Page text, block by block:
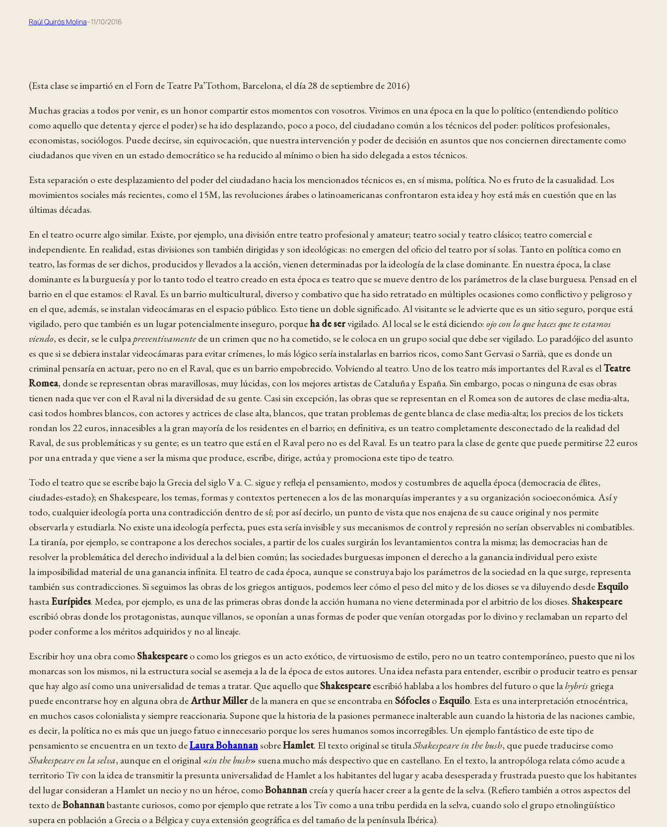
Raúl Quirós Molina–11/10/2016
(Esta clase se impartió en el Forn de Teatre Pa’Tothom, Barcelona, el día 28 de septiembre de 2016)
Muchas gracias a todos por venir, es un honor compartir estos momentos con vosotros. Vivimos en una época en la que lo político (entendiendo político
como aquello que detenta y ejerce el poder) se ha ido desplazando, poco a poco, del ciudadano común a los técnicos del poder: políticos profesionales,
economistas, sociólogos. Puede decirse, sin equivocación, que nuestra intervención y poder de decisión en asuntos que nos conciernen directamente como
ciudadanos que viven en un estado democrático se ha reducido al mínimo o bien ha sido delegada a estos técnicos.
Esta separación o este desplazamiento del poder del ciudadano hacia los mencionados técnicos es, en sí misma, política. No es fruto de la casualidad. Los
movimientos sociales más recientes, como el 15M, las revoluciones árabes o latinoamericanas confrontaron esta idea y hoy está más en cuestión que en las
últimas décadas.
En el teatro ocurre algo similar. Existe, por ejemplo, una división entre teatro profesional y amateur; teatro social y teatro clásico; teatro comercial e
independiente. En realidad, estas divisiones son también dirigidas y son ideológicas: no emergen del oficio del teatro por sí solas. Tanto en política como en
teatro, las formas de ser dichos, producidos y llevados a la acción, vienen determinadas por la ideología de la clase dominante. En nuestra época, la clase
dominante es la burguesía y por lo tanto todo el teatro creado en esta época es teatro que se mueve dentro de los parámetros de la clase burguesa. Pensad en el
barrio en el que estamos: el Raval. Es un barrio multicultural, diverso y combativo que ha sido retratado en múltiples ocasiones como conflictivo y peligroso y
en el que, además, se instalan videocámaras en el espacio público. Esto tiene un doble significado. Al visitante se le advierte que es un sitio seguro, porque está
vigilado, pero que también es un lugar potencialmente inseguro, porqueha de servigilado. Al local se le está diciendo:ojo con lo que haces que te estamos
viendo, es decir, se le culpapreventivamentede un crimen que no ha cometido, se le coloca en un grupo social que debe ser vigilado. Lo paradójico del asunto
es que si se debiera instalar videocámaras para evitar crímenes, lo más lógico sería instalarlas en barrios ricos, como Sant Gervasi o Sarrià, que es donde un
criminal pensaría en actuar, pero no en el Raval, que es un barrio empobrecido. Volviendo al teatro. Uno de los teatro más importantes del Raval es elTeatre
Romea, donde se representan obras maravillosas, muy lúcidas, con los mejores artistas de Cataluña y España. Sin embargo, pocas o ninguna de esas obras
tienen nada que ver con el Raval ni la diversidad de su gente. Casi sin excepción, las obras que se representan en el Romea son de autores de clase media-alta,
casi todos hombres blancos, con actores y actrices de clase alta, blancos, que tratan problemas de gente blanca de clase media-alta; los precios de los tickets
rondan los 22 euros, innacesibles a la gran mayoría de los residentes en el barrio; en definitiva, es un teatro completamente desconectado de la realidad del
Raval, de sus problemáticas y su gente; es un teatro que está en el Raval pero no es del Raval. Es un teatro para la clase de gente que puede permitirse 22 euros
por una entrada y que viene a ser la misma que produce, escribe, dirige, actúa y promociona este tipo de teatro.
Todo el teatro que se escribe bajo la Grecia del siglo V a. C. sigue y refleja el pensamiento, modos y costumbres de aquella época (democracia de élites,
ciudades-estado); en Shakespeare, los temas, formas y contextos pertenecen a los de las monarquías imperantes y a su organización socioeconómica. Así y
todo, cualquier ideología porta una contradicción dentro de sí; por así decirlo, un punto de vista que nos enajena de su cauce original y nos permite
observarla y estudiarla. No existe una ideología perfecta, pues esta sería invisible y sus mecanismos de control y represión no serían observables ni combatibles.
La tiranía, por ejemplo, se contrapone a los derechos sociales, a partir de los cuales surgirán los levantamientos contra la misma; las democracias han de
resolver la problemática del derecho individual a la del bien común; las sociedades burguesas imponen el derecho a la ganancia individual pero existe
la imposibilidad material de una ganancia infinita. El teatro de cada época, aunque se construya bajo los parámetros de la sociedad en la que surge, representa
también sus contradicciones. Si seguimos las obras de los griegos antiguos, podemos leer cómo el peso del mito y de los dioses se va diluyendo desdeEsquilo
hastaEurípides. Medea, por ejemplo, es una de las primeras obras donde la acción humana no viene determinada por el arbitrio de los dioses.Shakespeare
escribió obras donde los protagonistas, aunque villanos, se oponían a unas formas de poder que venían otorgadas por lo divino y reclamaban un reparto del
poder conforme a los méritos adquiridos y no al lineaje.
Escribir hoy una obra comoShakespeareo como los griegos es un acto exótico, de virtuosismo de estilo, pero no un teatro contemporáneo, puesto que ni los
monarcas son los mismos, ni la estructura social se asemeja a la de la época de estos autores. Una idea nefasta para entender, escribir o producir teatro es pensar
que hay algo así como una universalidad de temas a tratar. Que aquello queShakespeareescribió hablaba a los hombres del futuro o que lahybrisgriega
puede encontrarse hoy en alguna obra deArthurMillerde la manera en que se encontraba enSófoclesoEsquilo. Esta es una interpretación etnocéntrica,
en muchos casos colonialista y siempre reaccionaria. Supone que la historia de la pasiones permanece inalterable aun cuando la historia de las naciones cambie,
es decir, la política no es más que un juego fatuo e innecesario porque los seres humanos somos incorregibles. Un ejemplo fantástico de este tipo de
pensamiento se encuentra en un texto deLaura BohannansobreHamlet. El texto original se titulaShakespeare in the bush, que puede traducirse como
Shakespeare en la selva, aunque en el original «in the bush» suena mucho más despectivo que en castellano. En el texto, la antropóloga relata cómo acude a
territorio Tiv con la idea de transmitir la presunta universalidad de Hamlet a los habitantes del lugar y acaba desesperada y frustrada puesto que los habitantes
del lugar consideran a Hamlet un necio y no un héroe, comoBohannancreía y quería hacer creer a la gente de la selva. (Refiero también a otros aspectos del
texto deBohannanbastante curiosos, como por ejemplo que retrate a los Tiv como a una tribu perdida en la selva, cuando solo el grupo etnolingüístico
supera en población a Grecia o a Bélgica y cuya extensión geográfica es del tamaño de la península Ibérica).